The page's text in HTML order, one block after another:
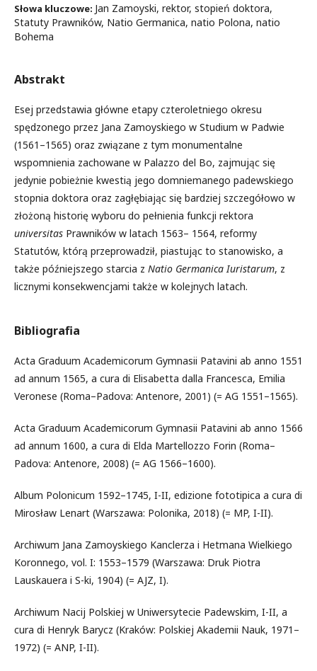
Słowa kluczowe: Jan Zamoyski, rektor, stopień doktora,
Statuty Prawników, Natio Germanica, natio Polona, natio
Bohema
Abstrakt
Esej przedstawia główne etapy czteroletniego okresu
spędzonego przez Jana Zamoyskiego w Studium w Padwie
(1561–1565) oraz związane z tym monumentalne
wspomnienia zachowane w Palazzo del Bo, zajmując się
jedynie pobieżnie kwestią jego domniemanego padewskiego
stopnia doktora oraz zagłębiając się bardziej szczegółowo w
złożoną historię wyboru do pełnienia funkcji rektora
universitas Prawników w latach 1563– 1564, reformy
Statutów, którą przeprowadził, piastując to stanowisko, a
także późniejszego starcia z Natio Germanica Iuristarum, z
licznymi konsekwencjami także w kolejnych latach.
Bibliografia
Acta Graduum Academicorum Gymnasii Patavini ab anno 1551
ad annum 1565, a cura di Elisabetta dalla Francesca, Emilia
Veronese (Roma–Padova: Antenore, 2001) (= AG 1551–1565).
Acta Graduum Academicorum Gymnasii Patavini ab anno 1566
ad annum 1600, a cura di Elda Martellozzo Forin (Roma–
Padova: Antenore, 2008) (= AG 1566–1600).
Album Polonicum 1592–1745, I-II, edizione fototipica a cura di
Mirosław Lenart (Warszawa: Polonika, 2018) (= MP, I-II).
Archiwum Jana Zamoyskiego Kanclerza i Hetmana Wielkiego
Koronnego, vol. I: 1553–1579 (Warszawa: Druk Piotra
Lauskauera i S-ki, 1904) (= AJZ, I).
Archiwum Nacij Polskiej w Uniwersytecie Padewskim, I-II, a
cura di Henryk Barycz (Kraków: Polskiej Akademii Nauk, 1971–
1972) (= ANP, I-II).